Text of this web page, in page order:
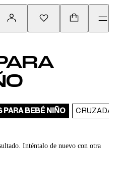
PARA BEBÉ NIÑO CRUZADAS
Inténtalo de nuevo con otra